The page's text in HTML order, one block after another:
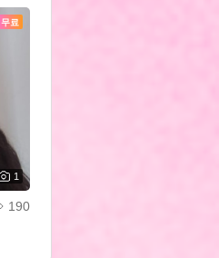
무료
1
190